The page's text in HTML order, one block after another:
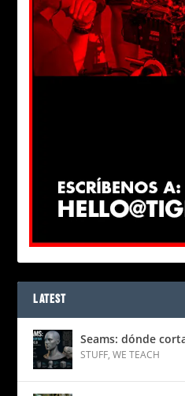
LATEST
Seams: dónde
STUFF,WE TEACH